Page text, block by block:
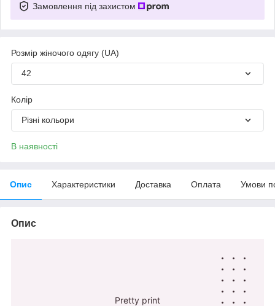
Замовлення під захистом
Розмір жіночого одягу (UA)
42
Колір
Різні кольори
В наявності
Опис Характеристики Доставка Оплата Умови
Опис
Pretty print